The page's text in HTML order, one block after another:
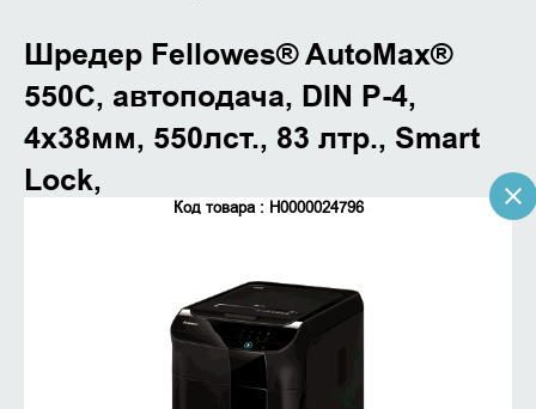
Шредер Fellowes® AutoMax®
550C, автоподача, DIN P-4,
4х38мм, 550лст., 83 лтр., Smart
Lock,
Код товара : Н0000024796